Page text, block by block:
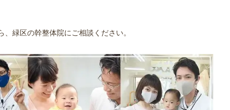
緑区の幹整体院にご相談ください。